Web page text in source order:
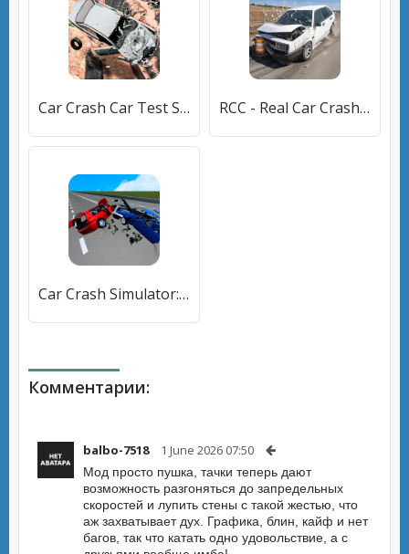
Car Crash Car Test Simulator [МОД Много денег] APK Android RCC - Real Car Crash Simulator (РКК) [МОД Premium] APK Android
Car Crash Simulator: Accident (Кар Симулятор Столкновений) [МОД Много денег] APK Android
Комментарии:
balbo-7518 1 June 2026 07:50
Мод просто пушка, тачки теперь дают
возможность разгоняться до запредельных
скоростей и лупить стены с такой жестью, что
аж захватывает дух. Графика, блин, кайф и нет
багов, так что катать одно удовольствие, а с